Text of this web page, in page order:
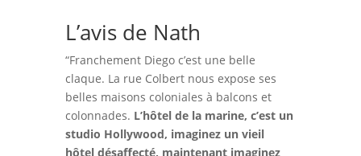
L’avis de Nath
“Franchement Diego c’est une belle
claque. La rue Colbert nous expose ses
belles maisons coloniales à balcons et
colonnades. L’hôtel de la marine, c’est un
studio Hollywood, imaginez un vieil
hôtel désaffecté, maintenant imaginez